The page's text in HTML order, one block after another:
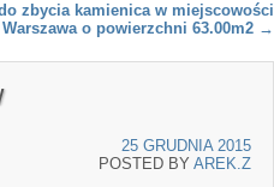
zbycia kamienica w miejscowości
Warszawa o powierzchni 63.00m2 →
25 GRUDNIA 2015
POSTED BY AREK.Z